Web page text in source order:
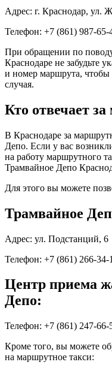
Адрес: г. Краснодар, ул.
Телефон: +7 (861) 987-65-
При обращении по
Краснодаре не забудьте
и номер маршрута,
случая.
Кто отвечает
В Краснодаре за
Депо. Если у вас
на работу маршрутного
Трамвайное Депо
Для этого вы можете
Трамвайное
Адрес: ул. Подстанций, 6
Телефон: +7 (861) 266-34-
Центр приема
Депо:
Телефон: +7 (861) 247-66-
Кроме того, вы можете
на маршрутное такси: